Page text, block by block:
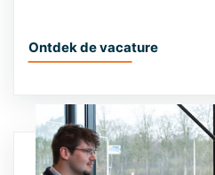
Ontdek de vacature